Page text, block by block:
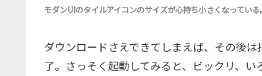
モダンUIのタイルアイコンのサイズが心持ち小さくなってい
ダウンロードさえできてしまえば、その後
了。さっそく起動してみると、ビックリ、